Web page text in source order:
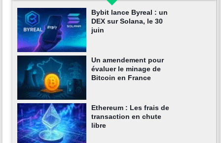
Bybit lance Byreal : un
DEX sur Solana, le 30
juin
Un amendement pour
évaluer le minage de
Bitcoin en France
Ethereum : Les frais de
transaction en chute
libre